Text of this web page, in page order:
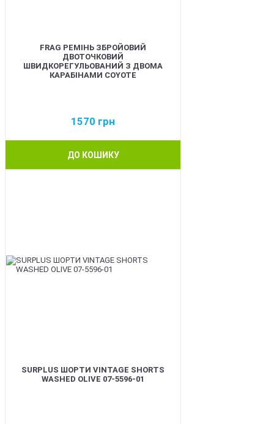
FRAG РЕМІНЬ ЗБРОЙОВИЙ
ДВОТОЧКОВИЙ
ШВИДКОРЕГУЛЬОВАНИЙ З ДВОМА
КАРАБІНАМИ COYOTE
1570 грн
ДО КОШИКУ
SURPLUS ШОРТИ VINTAGE SHORTS
WASHED OLIVE 07-5596-01